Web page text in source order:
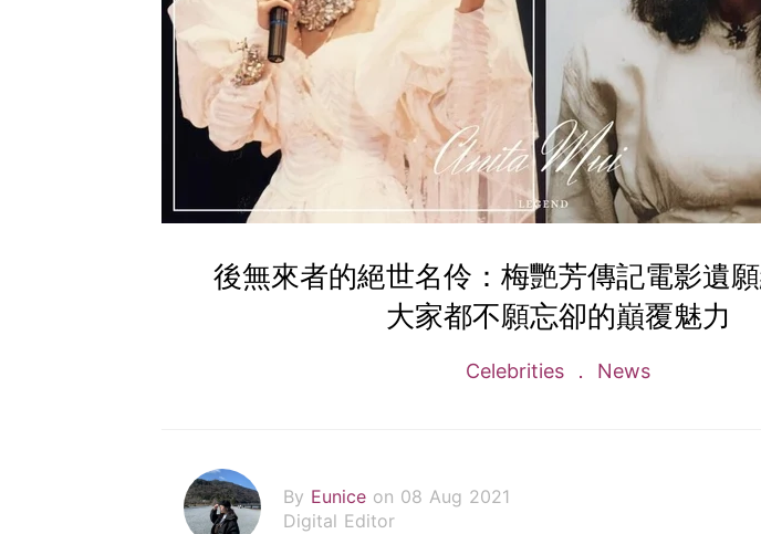
後無來者的絕世名伶：梅艷芳傳記電影遺
大家都不願忘卻的巔覆魅力
Celebrities News
By Eunice on 08 Aug 2021
Digital Editor